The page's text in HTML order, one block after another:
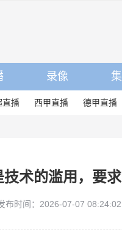
录像
直播 西甲直播 德甲直播
术的滥用，要
布时间：2026-07-07 08:24:02